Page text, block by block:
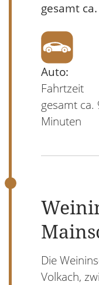
gesamt
Auto:
Fahrtzeit
gesamt ca.
Minuten
Die
Volkach,